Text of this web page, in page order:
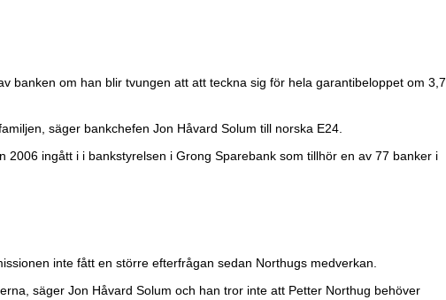
banken om han blir tvungen att att teckna sig för hela garantibeloppet om 3,7
säger bankchefen Jon Håvard Solum till norska E24.
2006 ingått i i bankstyrelsen i Grong Sparebank som tillhör en av 77 banker i
inte fått en större efterfrågan sedan Northugs medverkan.
säger Jon Håvard Solum och han tror inte att Petter Northug behöver